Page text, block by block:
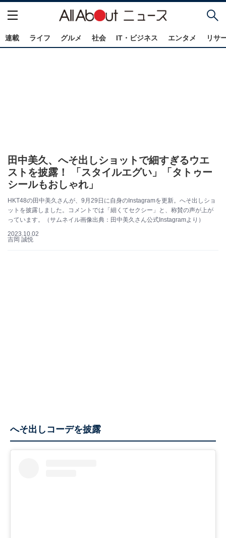
連載 ライフ グルメ 社会 IT・ビジネス エンタメ リサ
田中美久、へそ出しショットで細すぎるウエ
ストを披露！ 「スタイルエグい」「タトゥー
シールもおしゃれ」
HKT48の田中美久さんが、9月29日に自身のInstagramを更新。へそ出しショ
ットを披露しました。コメントでは「細くてセクシー」と、称賛の声が上が
っています。（サムネイル画像出典：田中美久さん公式Instagramより）
2023.10.02
吉岡 誠悦
へそ出しコーデを披露